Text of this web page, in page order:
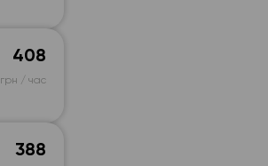
408
грн / час
388